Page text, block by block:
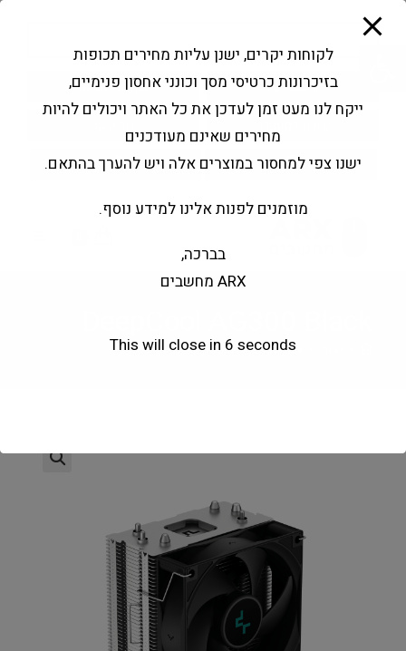
פתח סרגל נגישות
Products
search
החשבון שלי בקשה להצעה
DeepCool AG300 Black
לקוחות יקרים, ישנן עליות מחירים תכופות
בזיכרונות כרטיסי מסך וכונני אחסון פנימיים,
ייקח לנו מעט זמן לעדכן את כל האתר ויכולים להיות
מחירים שאינם מעודכנים
ישנו צפי למחסור במוצרים אלה ויש להערך בהתאם.
מוזמנים לפנות אלינו למידע נוסף.
בברכה,
ARX מחשבים
This will close in 5 seconds